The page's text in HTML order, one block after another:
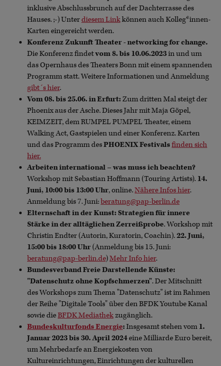
inklusive Abschlussbrunch auf der Dachterrasse des
Hauses. ;-) Unterdiesem Linkkönnen auch Kolleg*innen-
Karten eingereicht werden.
Konferenz Zukunft Theater - networking for change.
Die Konferenz findetvom 8. bis 10.06.2023in und um
das Opernhaus des Theaters Bonn mit einem spannenden
Programm statt. Weitere Informationen und Anmeldung
gibt´s hier.
Vom 08. bis 25.06. in Erfurt:Zum dritten Mal steigt der
Phoenix aus der Asche. Dieses Jahr mit Maja Göpel,
KEIMZEIT, dem RUMPEL PUMPEL Theater, einem
Walking Act, Gastspielen und einer Konferenz. Karten
und das Programm desPHOENIX Festivalsfinden sich
hier.
Arbeiten international – was muss ich beachten?
Workshop mit Sebastian Hoffmann (Touring Artists). 14.
Juni, 10:00 bis 13:00 Uhr, online.Nähere Infos hier.
Anmeldung bis 7. Juni:beratung@pap-berlin.de
Elternschaft in der Kunst: Strategien für innere
Stärke in der alltäglichen Zerreißprobe. Workshop mit
Christin Endter (Autorin, Kuratorin, Coachin).22. Juni,
15:00 bis 18:00 Uhr(Anmeldung bis 15. Juni:
beratung@pap-berlin.de)Mehr Info hier.
Bundesverband Freie Darstellende Künste:
"Datenschutz ohne Kopfschmerzen". Der Mitschnitt
des Workshops zum Thema "Datenschutz" ist im Rahmen
der Reihe "Digitale Tools" über den BFDK Youtube Kanal
sowie dieBFDK Mediathekzugänglich.
Bundeskulturfonds Energie:Insgesamt stehen vom 1.
Januar 2023 bis 30. April 2024eine Milliarde Euro bereit,
um Mehrbedarfe an Energiekosten von
Kultureinrichtungen, Einrichtungen der kulturellen